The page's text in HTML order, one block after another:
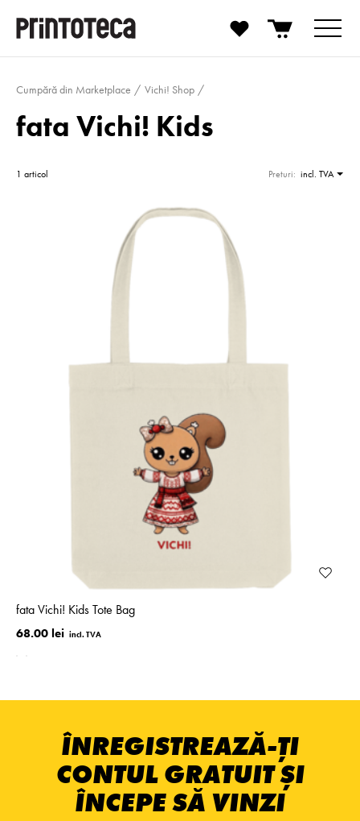
Cumpără din Marketplace Vichi! Shop
fata Vichi! Kids
1 articol Preturi: incl. TVA
fata Vichi! Kids Tote Bag
68.00 lei
ÎNREGISTREAZĂ-ȚI
CONTUL GRATUIT ȘI
ÎNCEPE SĂ VINZI